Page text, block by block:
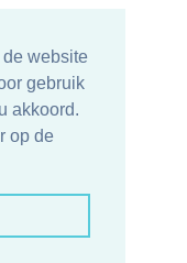
website
gebruik
akkoord.
op de